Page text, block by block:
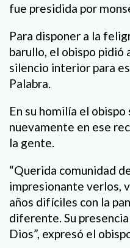
fue presidida por
Para disponer a la
barullo, el obispo pidió
silencio interior para
Palabra.
En su homilía el
nuevamente en ese
la gente.
“Querida comunidad
impresionante verlos,
años difíciles con la
diferente. Su
Dios”, expresó el